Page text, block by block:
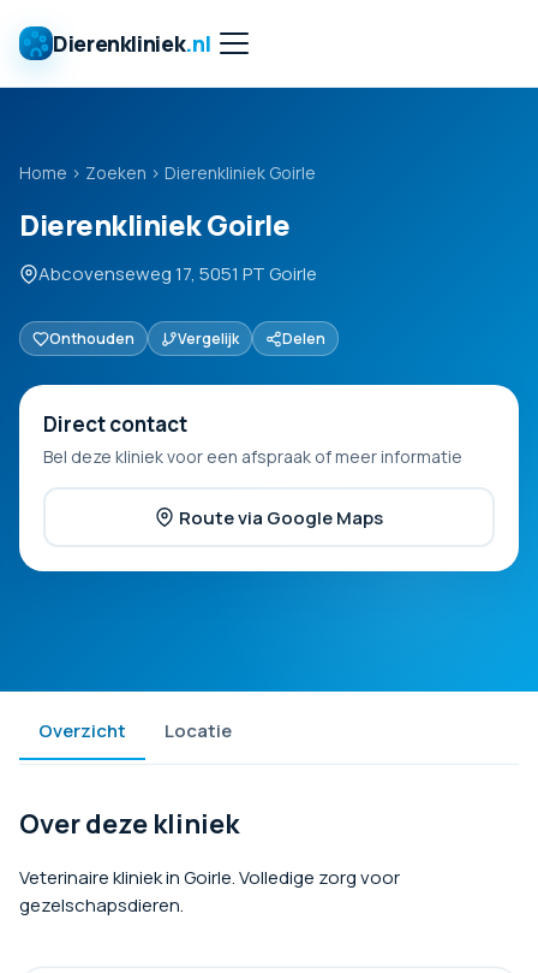
Dierenkliniek.nl
Home › Zoeken › Dierenkliniek Goirle
Dierenkliniek Goirle
Abcovenseweg 17, 5051 PT Goirle
Onthouden Vergelijk Delen
Direct contact
Bel deze kliniek voor een afspraak of meer informatie
Route via Google Maps
Overzicht Locatie
Over deze kliniek
Veterinaire kliniek in Goirle. Volledige zorg voor
gezelschapsdieren.